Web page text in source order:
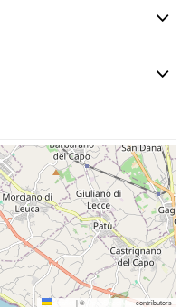
|© OpenStreetMapcontributors